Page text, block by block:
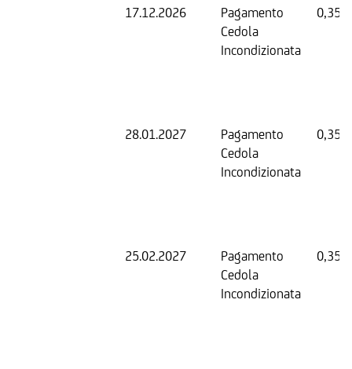
17.12.2026
Pagamento
Cedola
Incondizionata
0,35
28.01.2027
Pagamento
Cedola
Incondizionata
0,35
25.02.2027
Pagamento
Cedola
Incondizionata
0,35